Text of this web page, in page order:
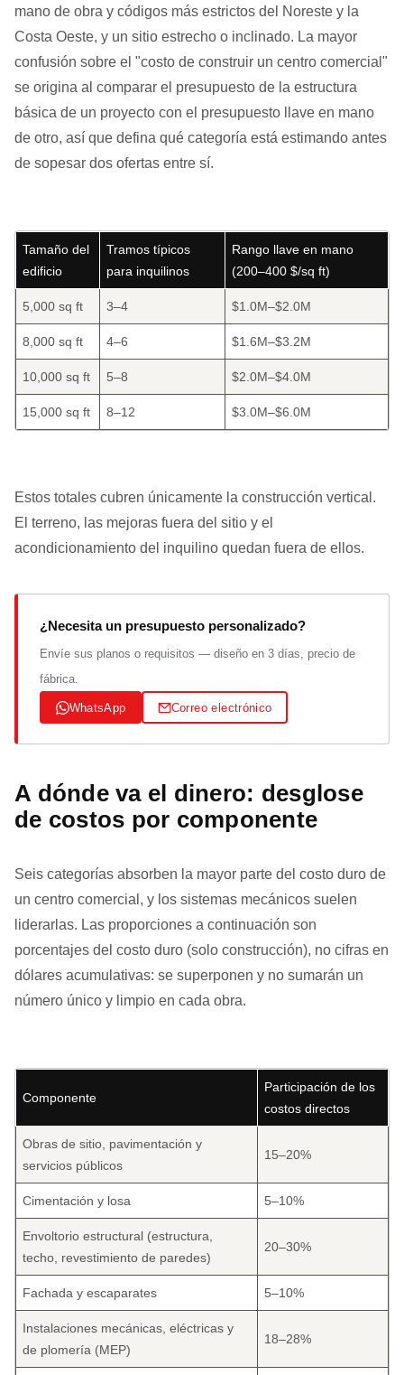
mano de obra y códigos más estrictos del Noreste y la
Costa Oeste, y un sitio estrecho o inclinado. La mayor
confusión sobre el "costo de construir un centro comercial"
se origina al comparar el presupuesto de la estructura
básica de un proyecto con el presupuesto llave en mano
de otro, así que defina qué categoría está estimando antes
de sopesar dos ofertas entre sí.
Tamaño del
edificio
Tramos típicos
para inquilinos
Rango llave en mano
(200–400 $/sq ft)
5,000 sq ft 3–4 $1.0M–$2.0M
8,000 sq ft 4–6 $1.6M–$3.2M
10,000 sq ft 5–8 $2.0M–$4.0M
15,000 sq ft 8–12 $3.0M–$6.0M
Estos totales cubren únicamente la construcción vertical.
El terreno, las mejoras fuera del sitio y el
acondicionamiento del inquilino quedan fuera de ellos.
¿Necesita un presupuesto personalizado?
Envíe sus planos o requisitos — diseño en 3 días, precio de
fábrica.
WhatsApp Correo electrónico
A dónde va el dinero: desglose
de costos por componente
Seis categorías absorben la mayor parte del costo duro de
un centro comercial, y los sistemas mecánicos suelen
liderarlas. Las proporciones a continuación son
porcentajes del costo duro (solo construcción), no cifras en
dólares acumulativas: se superponen y no sumarán un
número único y limpio en cada obra.
Componente
Participación de los
costos directos
Obras de sitio, pavimentación y
servicios públicos
15–20%
Cimentación y losa 5–10%
Envoltorio estructural (estructura,
techo, revestimiento de paredes)
20–30%
Fachada y escaparates 5–10%
Instalaciones mecánicas, eléctricas y
de plomería (MEP)
18–28%